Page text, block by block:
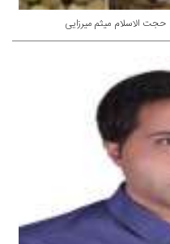
حجت الاسلام میثم میرزایی